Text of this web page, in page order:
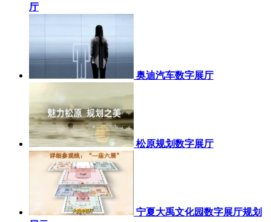
厅
奥迪汽车数字展厅
松原规划数字展厅
宁夏大禹文化园数字展厅规划